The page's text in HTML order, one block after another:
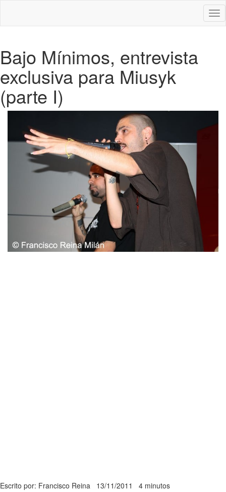
Bajo Mínimos, entrevista
exclusiva para Miusyk
(parte I)
Escrito por: Francisco Reina 13/11/2011 4 minutos